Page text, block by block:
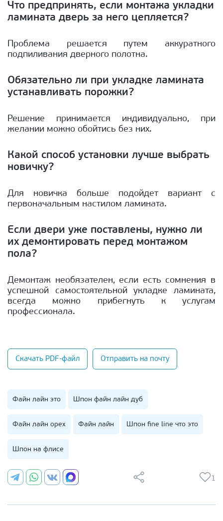
Что предпринять, если монтажа укладки
ламината дверь за него цепляется?
Проблема решается путем аккуратного
подпиливания дверного полотна.
Обязательно ли при укладке ламината
устанавливать порожки?
Решение принимается индивидуально, при
желании можно обойтись без них.
Какой способ установки лучше выбрать
новичку?
Для новичка больше подойдет вариант с
первоначальным настилом ламината.
Если двери уже поставлены, нужно ли
их демонтировать перед монтажом
пола?
Демонтаж необязателен, если есть сомнения в
успешной самостоятельной укладке ламината,
всегда можно прибегнуть к услугам
профессионала.
Скачать PDF-файл Отправить на почту
Файн лайн это Шпон файн лайн дуб
Файн лайн орех Файн лайн Шпон fine line что это
Шпон на флисе
1